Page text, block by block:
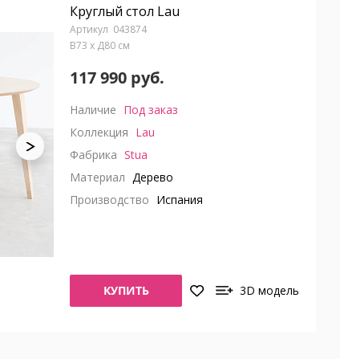
Круглый стол Lau
043874
В73 x Д80 см
117 990 руб.
Наличие Под заказ
Коллекция Lau
Фабрика Stua
Материал Дерево
Производство Испания
КУПИТЬ 3D модель